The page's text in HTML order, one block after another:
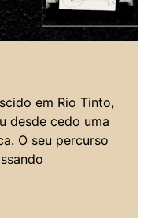
em Rio Tinto,
desde cedo uma
O seu percurso